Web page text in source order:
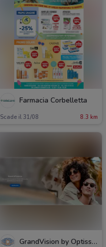
Farmacia Corbelletta
Scade il 31/08 8.3 km
GrandVision by Optissimo